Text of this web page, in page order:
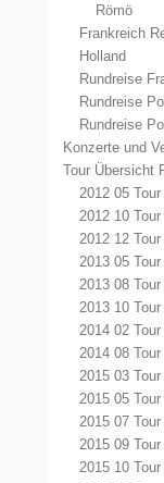
Römö
Frankreich
Holland
Rundreise
Rundreise
Rundreise
Konzerte und
Tour Übersicht
2012 05 Tour
2012 10 Tour
2012 12
2013 05
2013 08
2013 10
2014 02
2014 08
2015 03
2015 05
2015 07 Tour
2015 09
2015 10